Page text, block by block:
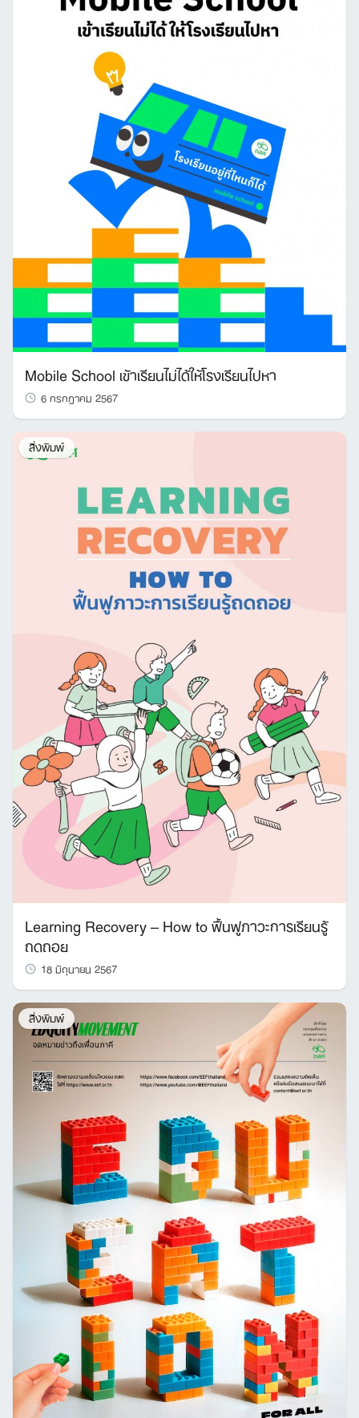
Mobile School เข้าเรียนไม่ได้ให้โรงเรียนไปหา
6 กรกฎาคม 2567
สิ่งพิมพ์
Learning Recovery – How to ฟื้นฟูภาวะการเรียนรู้
ถดถอย
18 มิถุนายน 2567
สิ่งพิมพ์